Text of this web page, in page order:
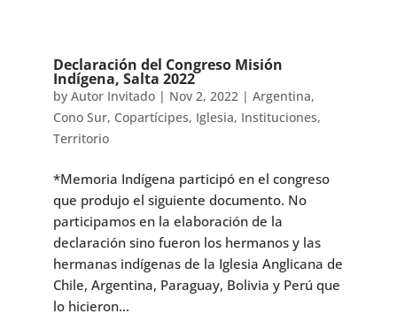
Declaración del Congreso Misión
Indígena, Salta 2022
by Autor Invitado| Nov 2, 2022 | Argentina,
Cono Sur, Copartícipes, Iglesia, Instituciones,
Territorio
*Memoria Indígena participó en el congreso
que produjo el siguiente documento. No
participamos en la elaboración de la
declaración sino fueron los hermanos y las
hermanas indígenas de la Iglesia Anglicana de
Chile, Argentina, Paraguay, Bolivia y Perú que
lo hicieron...